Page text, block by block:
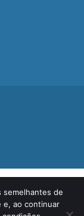
semelhantes de
e, ao continuar